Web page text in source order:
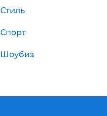
Стиль
Спорт
Шоубиз